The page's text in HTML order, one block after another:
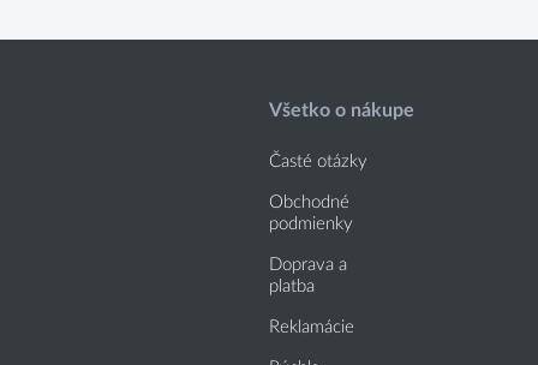
Všetko o nákupe
Časté otázky
Obchodné
podmienky
Doprava a
platba
Reklamácie